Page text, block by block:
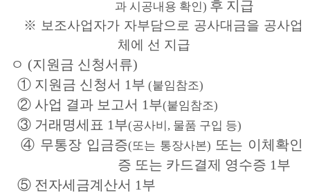
과 시공내용 확인) 후 지급
※ 보조사업자가 자부담으로 공사대금을 공사업
체에 선 지급
ㅇ (지원금 신청서류)
① 지원금 신청서 1부 (붙임참조)
② 사업 결과 보고서 1부(붙임참조)
③ 거래명세표 1부(공사비, 물품 구입 등)
④ 무통장 입금증(또는 통장사본) 또는 이체확인
증 또는 카드결제 영수증 1부
⑤ 전자세금계산서 1부